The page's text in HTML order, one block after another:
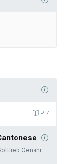
P.7
Genähr